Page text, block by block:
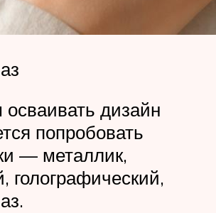
дизайн
попробовать
— металлик,
голографический,